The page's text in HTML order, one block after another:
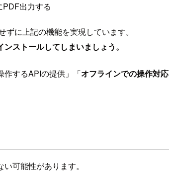
出力する
に上記の機能を実現しています。
ストールしてしまいましょう。
作するAPIの提供」「オフラインでの操作対応
可能性があります。